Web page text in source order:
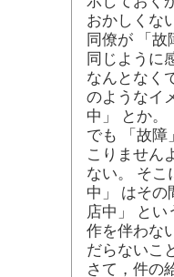
おかしくな
同僚が 「
同じように
なんとなく
のようなイ
中」 とか。
でも 「故障
こりません
ない。 そこ
中」 はその
店中」 と
作を伴わな
だらないこ
さて，件の